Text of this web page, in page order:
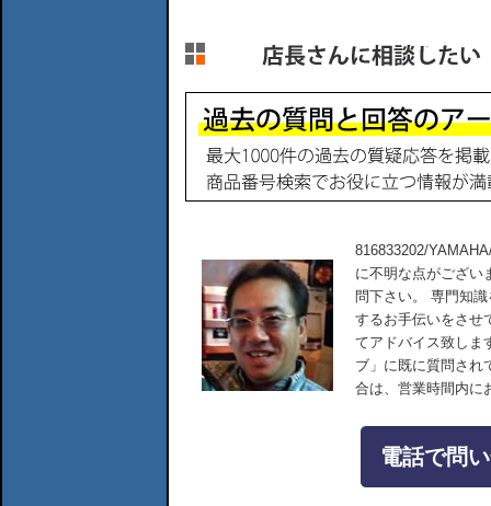
816833202/
に不明な点がござい
問下さい。 専門知
するお手伝いをさせ
てアドバイス致しま
ブ」に既に質問され
合は、営業時間内に
電話で問